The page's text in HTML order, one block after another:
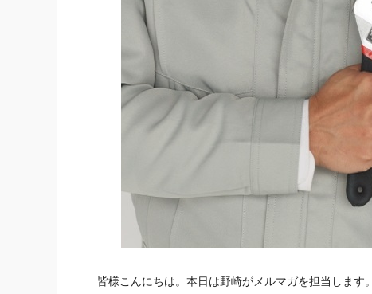
皆様こんにちは。本日は野崎がメルマガを担当します。